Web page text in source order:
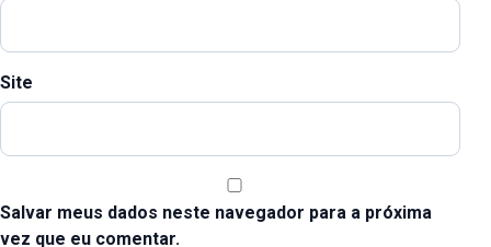
Site
Salvar meus dados neste navegador para a próxima
vez que eu comentar.